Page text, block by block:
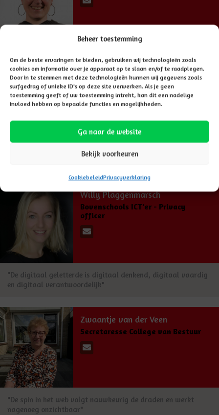
Beheer toestemming
Om de beste ervaringen te bieden, gebruiken wij technologieën zoals
cookies om informatie over je apparaat op te slaan en/of te raadplegen.
Door in te stemmen met deze technologieën kunnen wij gegevens zoals
surfgedrag of unieke ID's op deze site verwerken. Als je geen
toestemming geeft of uw toestemming intrekt, kan dit een nadelige
invloed hebben op bepaalde functies en mogelijkheden.
Ga naar de website
Bekijk voorkeuren
CookiebeleidPrivacyverklaring
toewerken dat ze verdwijnen"
Marijanne Dubbink
Medewerker
Personeelsadministratie
Willy Plaggenmarsch
Bovenschools ICT'er - Privacy
officer
"De digitaal geletterde is digitaal denkend, digitaal vaardig
en digitaal verantwoordelijk"
Zwaantje van der Veen
Secretaresse College van Bestuur
"De spin in het web volgt nauwkeurig de draden en werkt
nagenoeg onzichtbaar"